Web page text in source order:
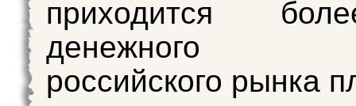
приходится
денежного
российского рынка